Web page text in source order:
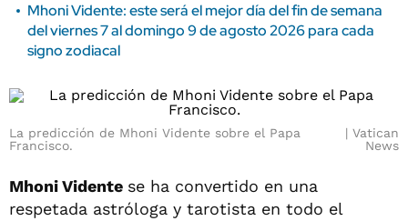
Mhoni Vidente: este será el mejor día del fin de semana
del viernes 7 al domingo 9 de agosto 2026 para cada
signo zodiacal
La predicción de Mhoni Vidente sobre el Papa
Francisco.
Vatican
News
Mhoni Vidente se ha convertido en una
respetada astróloga y tarotista en todo el